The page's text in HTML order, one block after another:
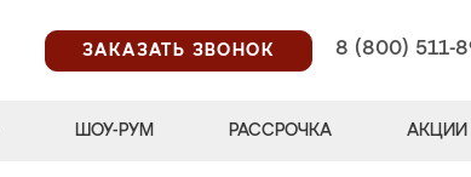
ЗАКАЗАТЬ ЗВОНОК
8 (800) 511-
ШОУ-РУМ РАССРОЧКА АКЦИИ